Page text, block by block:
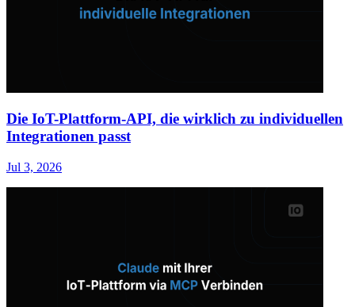
Die IoT-Plattform-API, die wirklich zu individuellen
Integrationen passt
Jul 3, 2026